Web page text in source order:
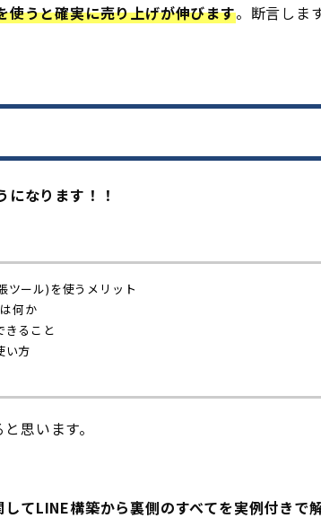
使うと確実に売り上げが伸びます。断言します
になります！！
ール)を使うメリット
何か
きること
い方
思います。
てLINE構築から裏側のすべてを実例付きで